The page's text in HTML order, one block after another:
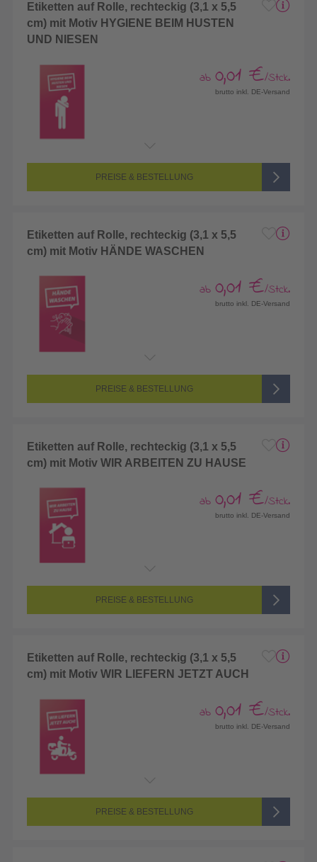
Etiketten auf Rolle, rechteckig (3,1 x 5,5
cm) mit Motiv HYGIENE BEIM HUSTEN
UND NIESEN
ab 0,01 €/Stck.
brutto inkl. DE-Versand
PREISE & BESTELLUNG
Etiketten auf Rolle, rechteckig (3,1 x 5,5
cm) mit Motiv HÄNDE WASCHEN
ab 0,01 €/Stck.
brutto inkl. DE-Versand
PREISE & BESTELLUNG
Etiketten auf Rolle, rechteckig (3,1 x 5,5
cm) mit Motiv WIR ARBEITEN ZU HAUSE
ab 0,01 €/Stck.
brutto inkl. DE-Versand
PREISE & BESTELLUNG
Etiketten auf Rolle, rechteckig (3,1 x 5,5
cm) mit Motiv WIR LIEFERN JETZT AUCH
ab 0,01 €/Stck.
brutto inkl. DE-Versand
PREISE & BESTELLUNG